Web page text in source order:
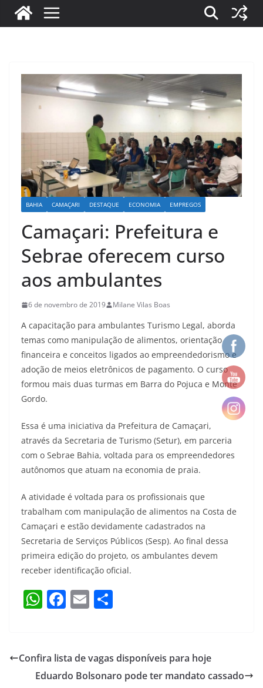
BAHIA CAMAÇARI DESTAQUE ECONOMIA EMPREGOS
Camaçari: Prefeitura e
Sebrae oferecem curso
aos ambulantes
6 de novembro de 2019 Milane Vilas Boas
A capacitação para ambulantes Turismo Legal, aborda
temas como manipulação de alimentos, orientação
financeira e conceitos ligados ao empreendedorismo e
adoção de meios eletrônicos de pagamento. O curso
formou mais duas turmas em Barra do Pojuca e Monte
Gordo.
Essa é uma iniciativa da Prefeitura de Camaçari,
através da Secretaria de Turismo (Setur), em parceria
com o Sebrae Bahia, voltada para os empreendedores
autônomos que atuam na economia de praia.
A atividade é voltada para os profissionais que
trabalham com manipulação de alimentos na Costa de
Camaçari e estão devidamente cadastrados na
Secretaria de Serviços Públicos (Sesp). Ao final dessa
primeira edição do projeto, os ambulantes devem
receber identificação oficial.
W
s
A
F
e
b
E
l e
Confira lista de vagas disponíveis para hoje
Eduardo Bolsonaro pode ter mandato cassado